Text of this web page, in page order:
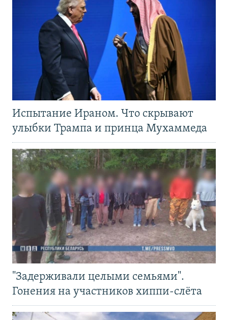
Испытание Ираном. Что скрывают
улыбки Трампа и принца Мухаммеда
"Задерживали целыми семьями".
Гонения на участников хиппи-слёта